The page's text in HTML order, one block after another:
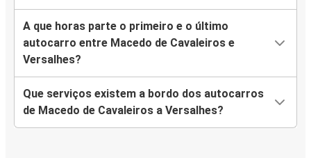
A que horas parte o primeiro e o último
autocarro entre Macedo de Cavaleiros e
Versalhes?
Que serviços existem a bordo dos autocarros
de Macedo de Cavaleiros a Versalhes?